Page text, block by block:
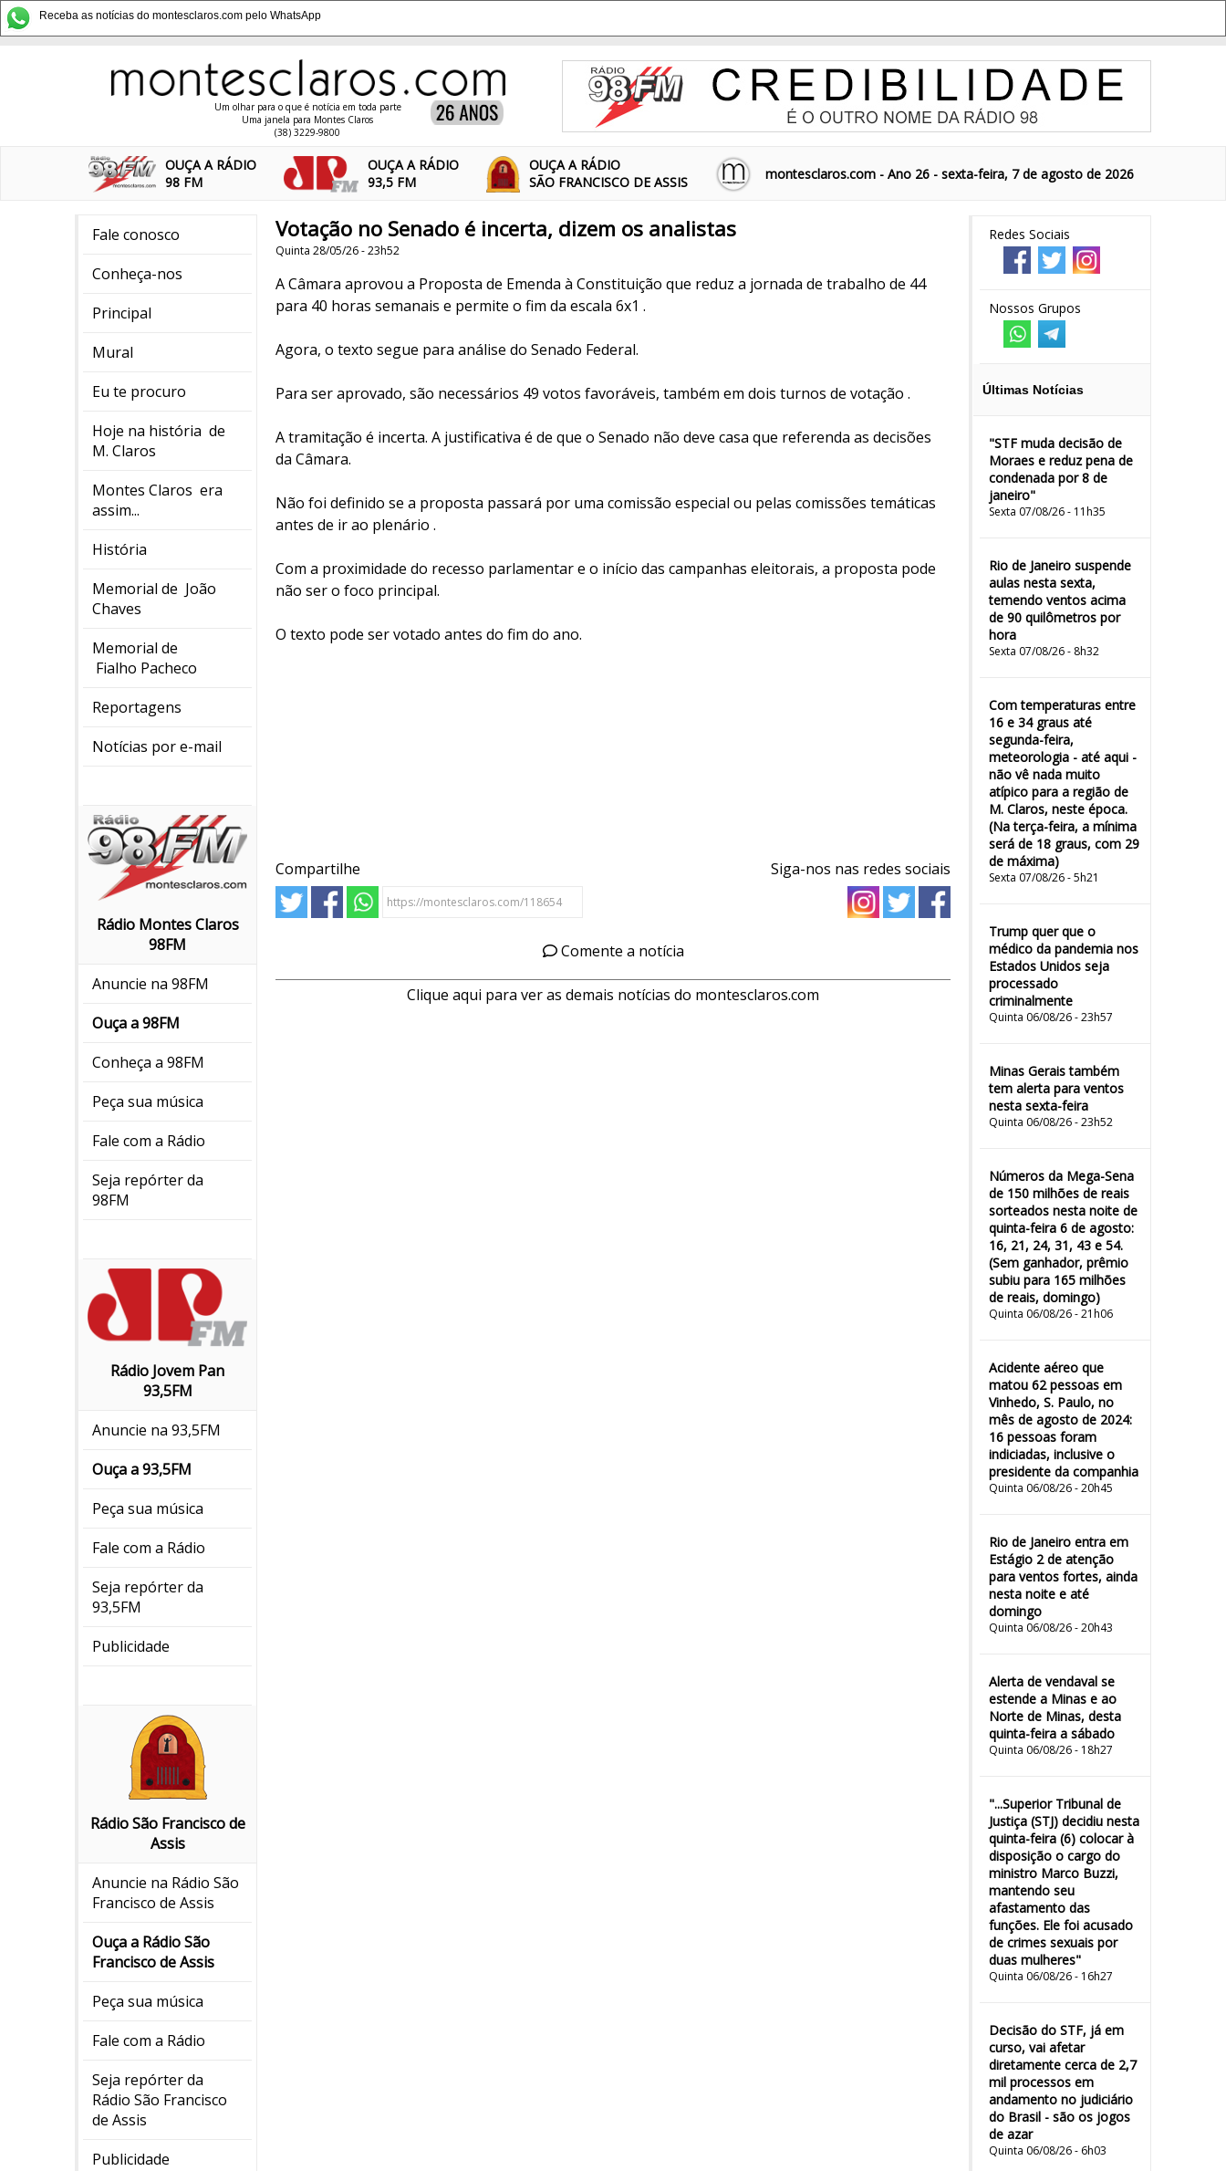
Receba as notícias do montesclaros.com pelo WhatsApp
Um olhar para o que é notícia em toda parte
Uma janela para Montes Claros
(38) 3229-9800
OUÇA A RÁDIO
98 FM
OUÇA A RÁDIO
93,5 FM
OUÇA A RÁDIO
SÃO FRANCISCO DE ASSIS
montesclaros.com - Ano 26 - sexta-feira, 7 de agosto de 2026
Fale conosco
Conheça-nos
Principal
Mural
Eu te procuro
Hoje na história de
M. Claros
Montes Claros era
assim...
História
Memorial de João
Chaves
Memorial de
Fialho Pacheco
Reportagens
Notícias por e-mail
Rádio Montes Claros
98FM
Anuncie na 98FM
Ouça a 98FM
Conheça a 98FM
Peça sua música
Fale com a Rádio
Seja repórter da
98FM
Rádio Jovem Pan
93,5FM
Anuncie na 93,5FM
Ouça a 93,5FM
Peça sua música
Fale com a Rádio
Seja repórter da
93,5FM
Publicidade
Rádio São Francisco de
Assis
Anuncie na Rádio São
Francisco de Assis
Ouça a Rádio São
Francisco de Assis
Peça sua música
Fale com a Rádio
Seja repórter da
Rádio São Francisco
de Assis
Publicidade
Redes Sociais
Nossos Grupos
Últimas Notícias
"STF muda decisão de
Moraes e reduz pena de
condenada por 8 de
janeiro"
Sexta 07/08/26 - 11h35
Rio de Janeiro suspende
aulas nesta sexta,
temendo ventos acima
de 90 quilômetros por
hora
Sexta 07/08/26 - 8h32
Com temperaturas entre
16 e 34 graus até
segunda-feira,
meteorologia - até aqui -
não vê nada muito
atípico para a região de
M. Claros, neste época.
(Na terça-feira, a mínima
será de 18 graus, com 29
de máxima)
Sexta 07/08/26 - 5h21
Trump quer que o
médico da pandemia nos
Estados Unidos seja
processado
criminalmente
Quinta 06/08/26 - 23h57
Minas Gerais também
tem alerta para ventos
nesta sexta-feira
Quinta 06/08/26 - 23h52
Números da Mega-Sena
de 150 milhões de reais
sorteados nesta noite de
quinta-feira 6 de agosto:
16, 21, 24, 31, 43 e 54.
(Sem ganhador, prêmio
subiu para 165 milhões
de reais, domingo)
Quinta 06/08/26 - 21h06
Acidente aéreo que
matou 62 pessoas em
Vinhedo, S. Paulo, no
mês de agosto de 2024:
16 pessoas foram
indiciadas, inclusive o
presidente da companhia
Quinta 06/08/26 - 20h45
Rio de Janeiro entra em
Estágio 2 de atenção
para ventos fortes, ainda
nesta noite e até
domingo
Quinta 06/08/26 - 20h43
Alerta de vendaval se
estende a Minas e ao
Norte de Minas, desta
quinta-feira a sábado
Quinta 06/08/26 - 18h27
"...Superior Tribunal de
Justiça (STJ) decidiu nesta
quinta-feira (6) colocar à
disposição o cargo do
ministro Marco Buzzi,
mantendo seu
afastamento das
funções. Ele foi acusado
de crimes sexuais por
duas mulheres"
Quinta 06/08/26 - 16h27
Decisão do STF, já em
curso, vai afetar
diretamente cerca de 2,7
mil processos em
andamento no judiciário
do Brasil - são os jogos
de azar
Quinta 06/08/26 - 6h03
Votação no Senado é incerta, dizem os analistas
Quinta 28/05/26 - 23h52
A Câmara aprovou a Proposta de Emenda à Constituição que reduz a jornada de trabalho de 44
para 40 horas semanais e permite o fim da escala 6x1 .
Agora, o texto segue para análise do Senado Federal.
Para ser aprovado, são necessários 49 votos favoráveis, também em dois turnos de votação .
A tramitação é incerta. A justificativa é de que o Senado não deve casa que referenda as decisões
da Câmara.
Não foi definido se a proposta passará por uma comissão especial ou pelas comissões temáticas
antes de ir ao plenário .
Com a proximidade do recesso parlamentar e o início das campanhas eleitorais, a proposta pode
não ser o foco principal.
O texto pode ser votado antes do fim do ano.
Compartilhe Siga-nos nas redes sociais
Comente a notícia
Clique aqui para ver as demais notícias do montesclaros.com